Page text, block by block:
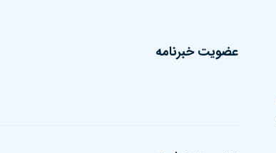
عضویت خبرنامه